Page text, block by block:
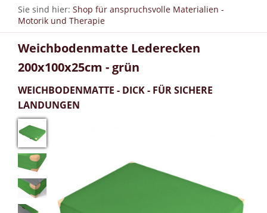
Sie sind hier: Shop für anspruchsvolle Materialien -
Motorik und Therapie
Weichbodenmatte Lederecken
200x100x25cm - grün
WEICHBODENMATTE - DICK - FÜR SICHERE
LANDUNGEN